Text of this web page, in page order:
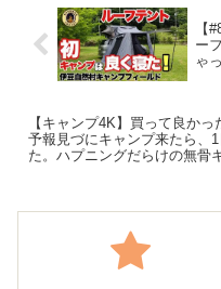
【
ー
ゃ
【キャンプ4K】買って良かっ
予報見づにキャンプ来たら、1
た。ハプニングだらけの無骨